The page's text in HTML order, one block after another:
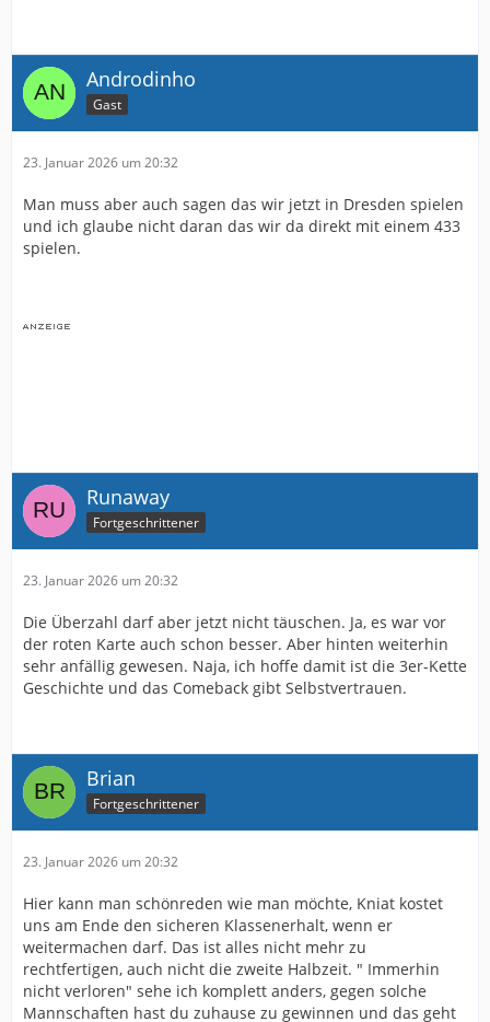
Androdinho
Gast
23. Januar 2026 um 20:32
Man muss aber auch sagen das wir jetzt in Dresden spielen
und ich glaube nicht daran das wir da direkt mit einem 433
spielen.
Runaway
Fortgeschrittener
23. Januar 2026 um 20:32
Die Überzahl darf aber jetzt nicht täuschen. Ja, es war vor
der roten Karte auch schon besser. Aber hinten weiterhin
sehr anfällig gewesen. Naja, ich hoffe damit ist die 3er-Kette
Geschichte und das Comeback gibt Selbstvertrauen.
Brian
Fortgeschrittener
23. Januar 2026 um 20:32
Hier kann man schönreden wie man möchte, Kniat kostet
uns am Ende den sicheren Klassenerhalt, wenn er
weitermachen darf. Das ist alles nicht mehr zu
rechtfertigen, auch nicht die zweite Halbzeit. " Immerhin
nicht verloren" sehe ich komplett anders, gegen solche
Mannschaften hast du zuhause zu gewinnen und das geht